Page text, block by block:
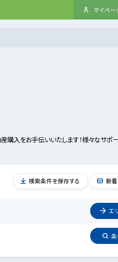
マイペー
入をお手伝いいたします！様々なサポ
エ
検索条件を保存する 新